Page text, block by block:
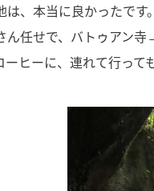
、本当に良かったです。
ん任せで、バトゥアン
ヒーに、連れて行って